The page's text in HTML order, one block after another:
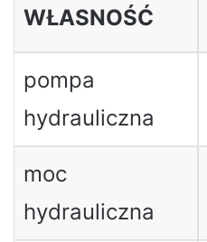
WŁASNOŚĆ
pompa
hydrauliczna
moc
hydrauliczna